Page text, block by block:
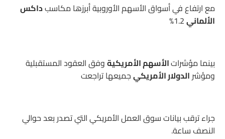
مع ارتفاع في أسواق الأسهم الأوروبية أبرزها مكاسبداكس
الألماني
بينما مؤشراتالأسهم الأمريكيةوفق العقود المستقبلية
ومؤشرالدولار الأمريكيجميعها تراجعت
جراء ترقب بيانات سوق العمل الأمريكي التي تصدر بعد حوالي
النصف ساعة.